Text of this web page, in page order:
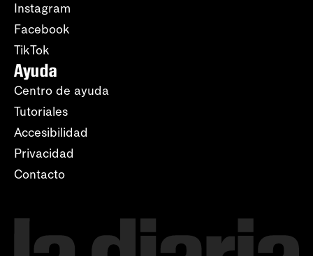
Instagram
Facebook
TikTok
Ayuda
Centro de ayuda
Tutoriales
Accesibilidad
Privacidad
Contacto